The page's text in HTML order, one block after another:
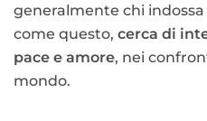
generalmente chi
come questo, cerca di
pace e amore, nei
mondo.